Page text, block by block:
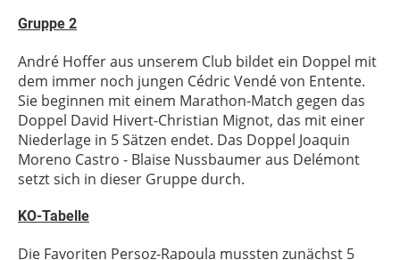
Gruppe 2
André Hoffer aus unserem Club bildet ein Doppel mit
dem immer noch jungen Cédric Vendé von Entente.
Sie beginnen mit einem Marathon-Match gegen das
Doppel David Hivert-Christian Mignot, das mit einer
Niederlage in 5 Sätzen endet. Das Doppel Joaquin
Moreno Castro - Blaise Nussbaumer aus Delémont
setzt sich in dieser Gruppe durch.
KO-Tabelle
Die Favoriten Persoz-Rapoula mussten zunächst 5